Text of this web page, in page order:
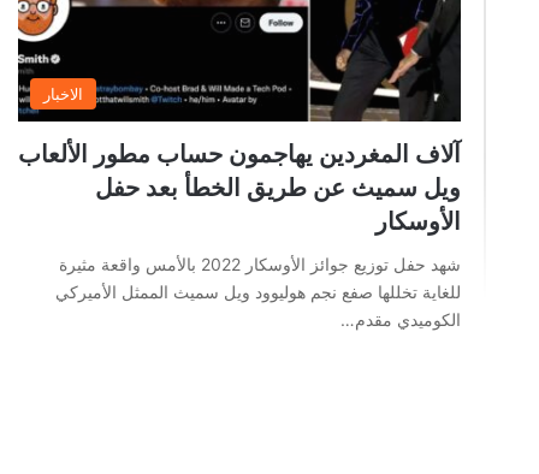
الاخبار
آلاف المغردين يهاجمون حساب مطور الألعاب
ويل سميث عن طريق الخطأ بعد حفل
الأوسكار
شهد حفل توزيع جوائز الأوسكار 2022 بالأمس واقعة مثيرة
للغاية تخللها صفع نجم هوليوود ويل سميث الممثل الأميركي
الكوميدي مقدم…